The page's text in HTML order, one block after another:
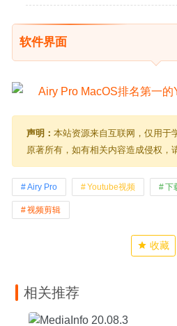
软件界面
声明： 本站资源来自互联网，仅用于
原著所有，如有相关内容造成侵权，
Airy Pro Youtube视频 下
视频剪辑
收藏
相关推荐